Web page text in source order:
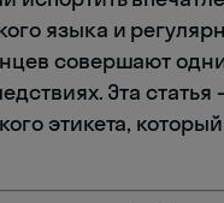
языка и
совершают
Эта
этикета,